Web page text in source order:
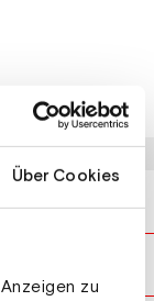
Über Cookies
zu
Herren